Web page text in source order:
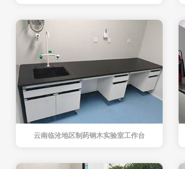
云南临沧地区制药钢木实验室工作台